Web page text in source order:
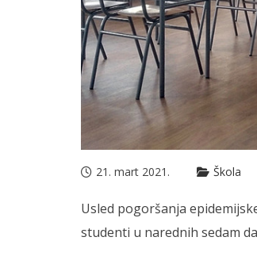
21. mart 2021. Škola
Usled pogoršanja
studenti u narednih sedam